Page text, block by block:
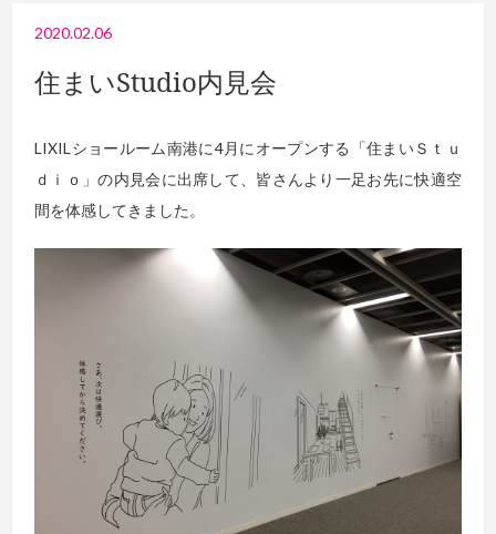
2020.02.06
住まいStudio内見会
LIXILショールーム南港に4月にオープンする「住まいＳｔｕ
ｄｉｏ」の内見会に出席して、皆さんより一足お先に快適空
間を体感してきました。